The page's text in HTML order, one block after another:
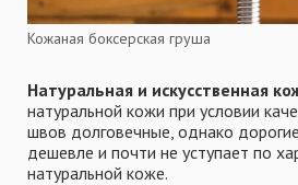
Кожаная боксерская груша
Натуральная и искусственная
натуральной кожи при условии
швов долговечные, однако
дешевле и почти не уступает по
натуральной коже.